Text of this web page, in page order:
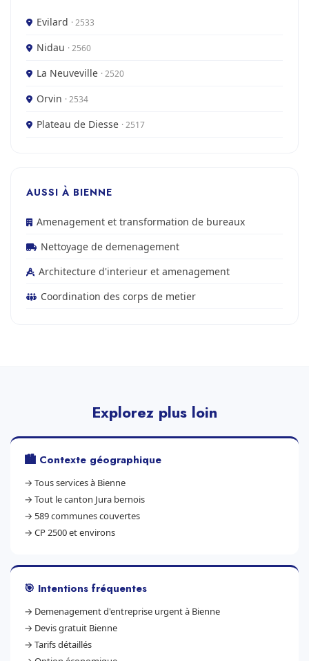
Evilard · 2533
Nidau · 2560
La Neuveville · 2520
Orvin · 2534
Plateau de Diesse · 2517
AUSSI À BIENNE
Amenagement et transformation de bureaux
Nettoyage de demenagement
Architecture d'interieur et amenagement
Coordination des corps de metier
Explorez plus loin
🏙️ Contexte géographique
→ Tous services à Bienne
→ Tout le canton Jura bernois
→ 589 communes couvertes
→ CP 2500 et environs
🎯 Intentions fréquentes
→ Demenagement d'entreprise urgent à Bienne
→ Devis gratuit Bienne
→ Tarifs détaillés